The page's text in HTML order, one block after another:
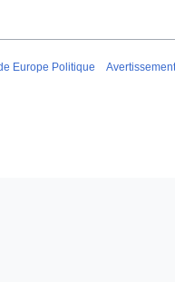
Europe Politique